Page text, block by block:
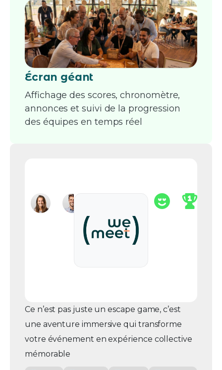
Écran géant
Affichage des scores, chronomètre,
annonces et suivi de la progression
des équipes en temps réel
Ce n’est pas juste un escape game, c’est
une aventure immersive qui transforme
votre événement en expérience collective
mémorable